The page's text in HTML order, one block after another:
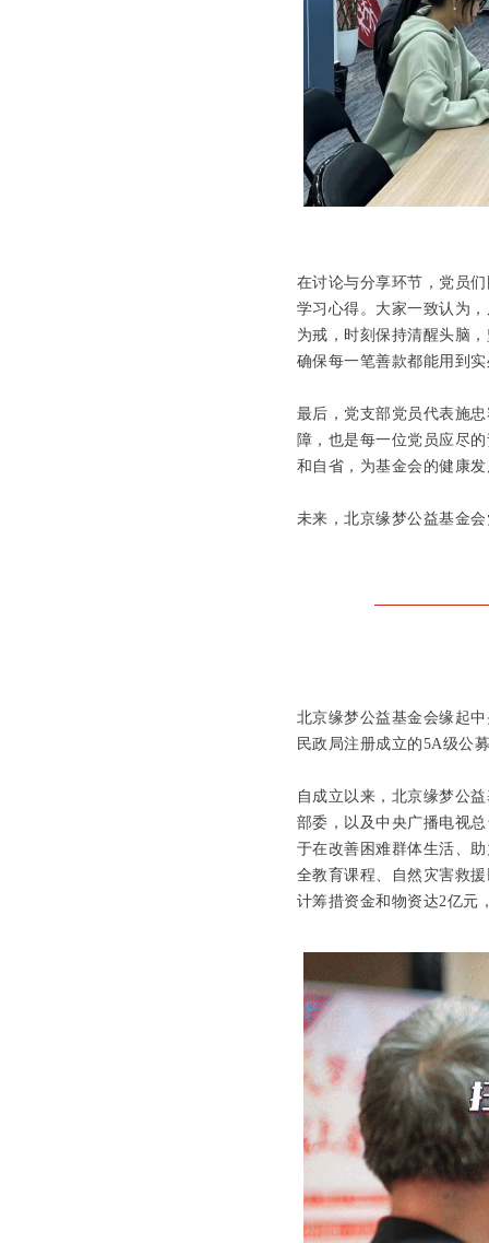
在讨论与分享环节，党员
学习心得。大家一致认为
为戒，时刻保持清醒头脑
确保每一笔善款都能用到
最后，党支部党员代表施
障，也是每一位党员应尽
和自省，为基金会的健康
未来，北京缘梦公益基金
北京缘梦公益基金会缘起
民政局注册成立的5A级公
自成立以来，北京缘梦公
部委，以及中央广播电视
于在改善困难群体生活、
全教育课程、自然灾害救
计筹措资金和物资达2亿元